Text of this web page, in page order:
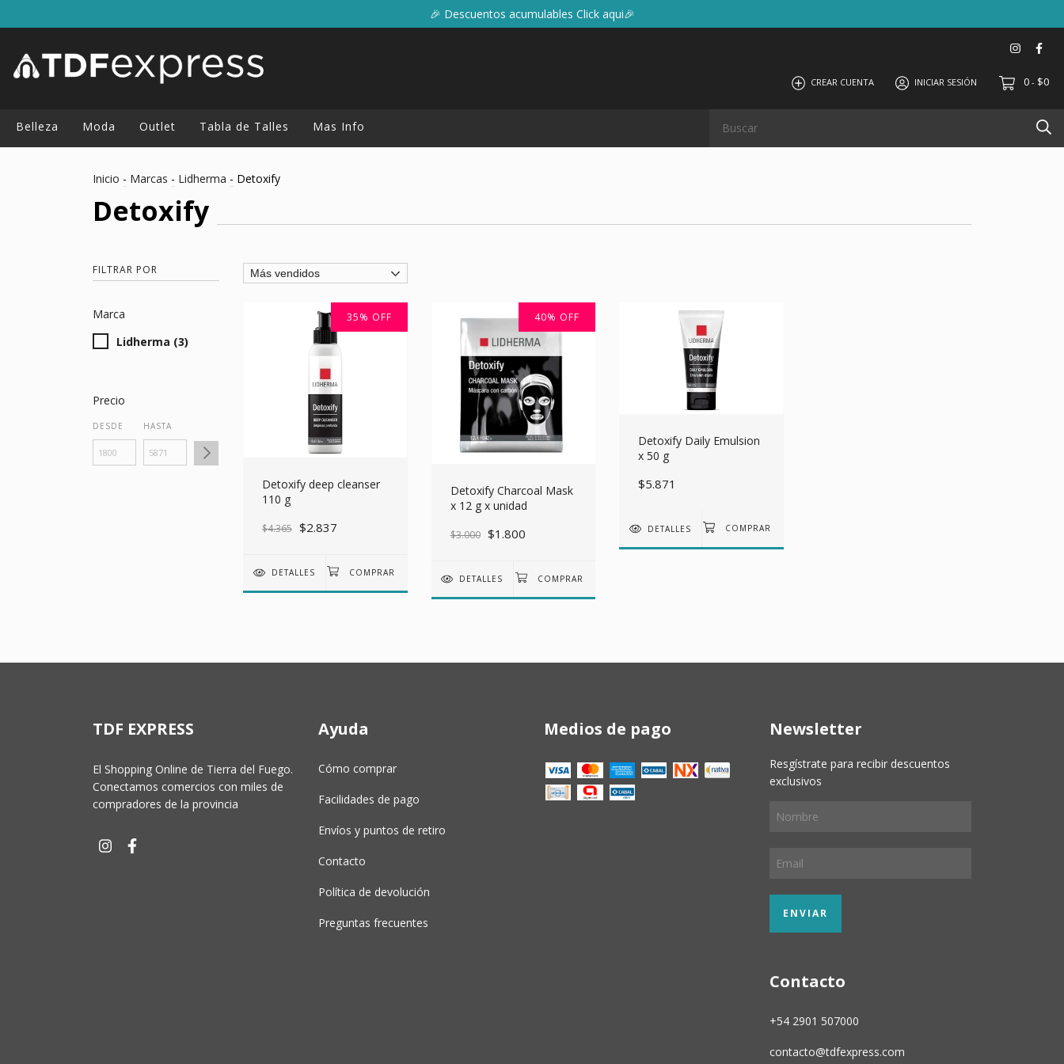
🎉 Descuentos acumulables Click aqui🎉
CREAR CUENTA INICIAR SESIÓN 0 - $0
Belleza Moda Outlet Tabla de Talles Mas Info
Inicio - Marcas - Lidherma - Detoxify
Detoxify
FILTRAR POR
Marca
Lidherma (3)
Precio
DESDE HASTA
35% OFF
Detoxify deep cleanser
110 g
$4.365 $2.837
DETALLES
40% OFF
Detoxify Charcoal Mask
x 12 g x unidad
$3.000 $1.800
DETALLES
Detoxify Daily Emulsion
x 50 g
$5.871
DETALLES
TDF EXPRESS
El Shopping Online de Tierra del Fuego.
Conectamos comercios con miles de
compradores de la provincia
Ayuda
Cómo comprar
Facilidades de pago
Envíos y puntos de retiro
Contacto
Política de devolución
Preguntas frecuentes
Medios de pago Newsletter
Resgístrate para recibir descuentos
exclusivos
Contacto
+54 2901 507000
contacto@tdfexpress.com